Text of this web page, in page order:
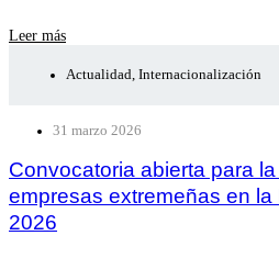
Leer más
Actualidad, Internacionalización
31 marzo 2026
Convocatoria abierta para
empresas extremeñas en la
2026